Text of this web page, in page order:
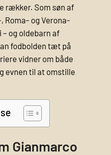
rækker. Som søn af
Roma- og Verona-
og oldebarn af
fodbolden tæt på
vidner om både
evnen til at omstille
Gianmarco